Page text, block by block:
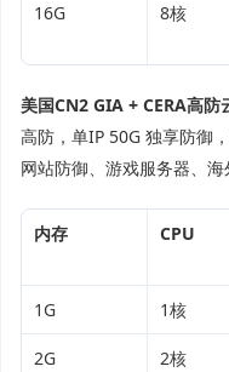
16G 8核
美国CN2 GIA + CERA高防
高防，单IP 50G 独享防御
网站防御、游戏服务器、
内存 CPU
1G 1核
2G 2核